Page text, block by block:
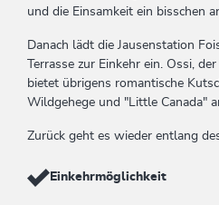
und die Einsamkeit ein bisschen
Danach lädt die Jausenstation
Terrasse zur Einkehr ein. Ossi,
bietet übrigens romantische
Wildgehege und "Little Canada"
Zurück geht es wieder entlang
Einkehrmöglichkeit